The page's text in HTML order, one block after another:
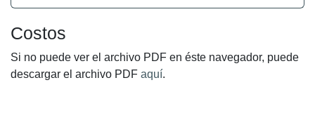
Costos
Si no puede ver el archivo PDF en éste navegador, puede
descargar el archivo PDF aquí.